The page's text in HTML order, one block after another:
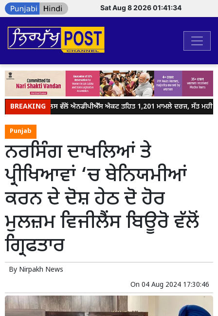
Sat Aug 8 2026 01:41:35
BREAKING
ਜਲੰਧਰ ਪੁਲਿਸ ਵੱਲੋਂ ਐਨਡੀਪੀਐੱਸ ਐਕਟ ਤਹਿਤ 1,201 ਮਾਮਲੇ ਦਰਜ, ਸੱਤ ਮਹੀਨਿਆਂ
Punjab
ਨਰਸਿੰਗ ਦਾਖਲਿਆਂ ਤੇ
ਪ੍ਰੀਖਿਆਵਾਂ ‘ਚ ਬੇਨਿਯਮੀਆਂ
ਕਰਨ ਦੇ ਦੋਸ਼ ਹੇਠ ਦੋ ਹੋਰ
ਮੁਲਜ਼ਮ ਵਿਜੀਲੈਂਸ ਬਿਊਰੋ ਵੱਲੋਂ
ਗ੍ਰਿਫਤਾਰ
By Nirpakh News
On 04 Aug 2024 17:30:46